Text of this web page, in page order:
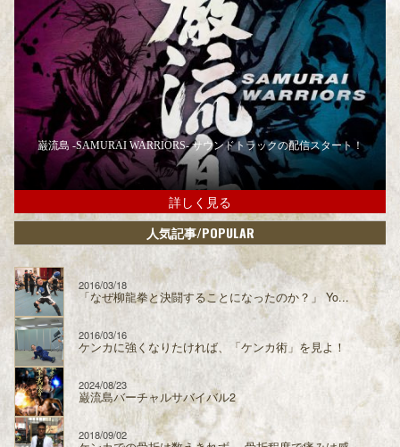
巌流島 -SAMURAI WARRIORS- サウンドトラックの配信スタート！
詳しく見る
人気記事/POPULAR
2016/03/18
「なぜ柳龍拳と決闘することになったのか？」 Yo...
2016/03/16
ケンカに強くなりたければ、「ケンカ術」を見よ！
2024/08/23
巌流島バーチャルサバイバル2
2018/09/02